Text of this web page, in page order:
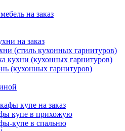
на заказ
на заказ
(стиль кухонных гарнитуров)
кухни (кухонных гарнитуров)
(кухонных гарнитуров)
купе на заказ
купе в прихожую
купе в спальню